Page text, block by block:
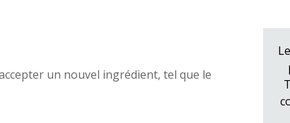
un nouvel ingrédient, tel que le